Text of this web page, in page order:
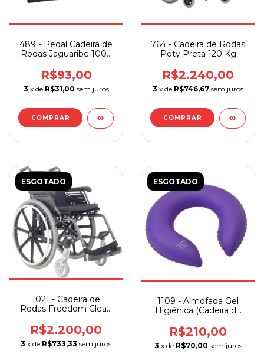
489 - Pedal Cadeira de
Rodas Jaguaribe 1009
R$93,00
3 x de R$31,00 sem juros
764 - Cadeira de Rodas
Poty Preta 120 Kg
R$2.240,00
3 x de R$746,67 sem juros
ESGOTADO
1021 - Cadeira de
Rodas Freedom Clean
R$2.200,00
3 x de R$733,33 sem juros
ESGOTADO
1109 - Almofada Gel
Higiênica (Cadeira de
R$210,00
3 x de R$70,00 sem juros